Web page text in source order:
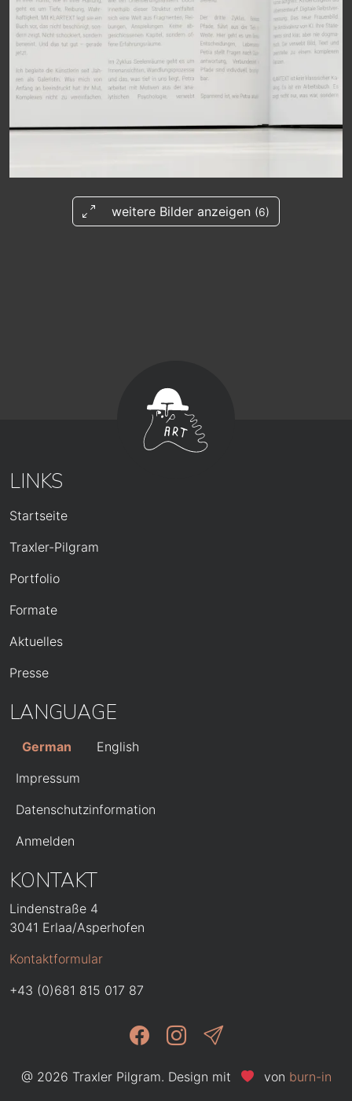
weitere Bilder anzeigen (6)
LINKS
HAUPTNAVIGATION
Startseite
Traxler-Pilgram
Portfolio
Formate
Aktuelles
Presse
LANGUAGE
German English
FUSSZEILE
Impressum
Datenschutzinformation
BENUTZERMENÜ
Anmelden
KONTAKT
Lindenstraße 4
3041 Erlaa/Asperhofen
Kontaktformular
+43 (0)681 815 017 87
@ 2026 Traxler Pilgram. Design mit von burn-in